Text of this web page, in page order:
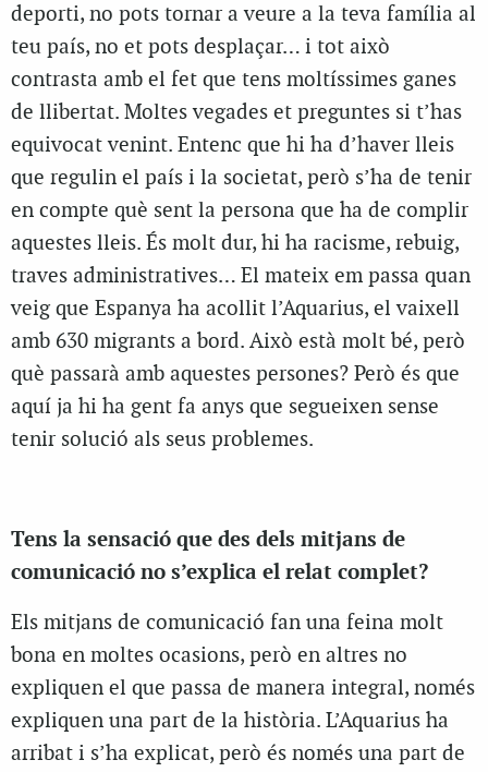
deporti, no pots tornar a veure a la teva família al
teu país, no et pots desplaçar… i tot això
contrasta amb el fet que tens moltíssimes ganes
de llibertat. Moltes vegades et preguntes si t’has
equivocat venint. Entenc que hi ha d’haver lleis
que regulin el país i la societat, però s’ha de tenir
en compte què sent la persona que ha de complir
aquestes lleis. És molt dur, hi ha racisme, rebuig,
traves administratives… El mateix em passa quan
veig que Espanya ha acollit l’Aquarius, el vaixell
amb 630 migrants a bord. Això està molt bé, però
què passarà amb aquestes persones? Però és que
aquí ja hi ha gent fa anys que segueixen sense
tenir solució als seus problemes.
Tens la sensació que des dels mitjans de
comunicació no s’explica el relat complet?
Els mitjans de comunicació fan una feina molt
bona en moltes ocasions, però en altres no
expliquen el que passa de manera integral, només
expliquen una part de la història. L’Aquarius ha
arribat i s’ha explicat, però és només una part de